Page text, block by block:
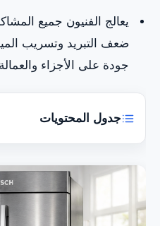
يعالج الفنيون جميع
ضعف التبريد وتسريب
جودة على الأجزاء
جدول المحتويات
تصليح ثلاجات بوش في
المعتمدة 2026